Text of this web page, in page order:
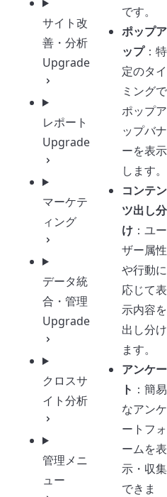
サイト改
善・分析
Upgrade
レポート
Upgrade
マーケテ
ィング
データ統
合・管理
Upgrade
クロスサ
イト分析
管理メニ
ュー
です。
ポップア
ップ：特
定のタイ
ミングで
ポップア
ップバナ
ーを表示
します。
コンテン
ツ出し分
け ：ユー
ザー属性
や行動に
応じて表
示内容を
出し分け
ます。
アンケー
ト ：簡易
なアンケ
ートフォ
ームを表
示・収集
できま